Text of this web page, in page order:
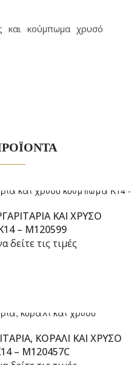
και κούμπωμα χρυσό
ΚΑΙ ΧΡΥΣΟ
– M120599
δείτε τις τιμές
ΚΟΡΆΛΙ ΚΑΙ ΧΡΥΣΌ
– M120457C